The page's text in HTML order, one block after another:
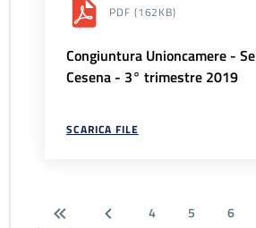
PDF (162KB)
Congiuntura Unioncamere -
Cesena - 3° trimestre 2019
SCARICA FILE
4 5 6